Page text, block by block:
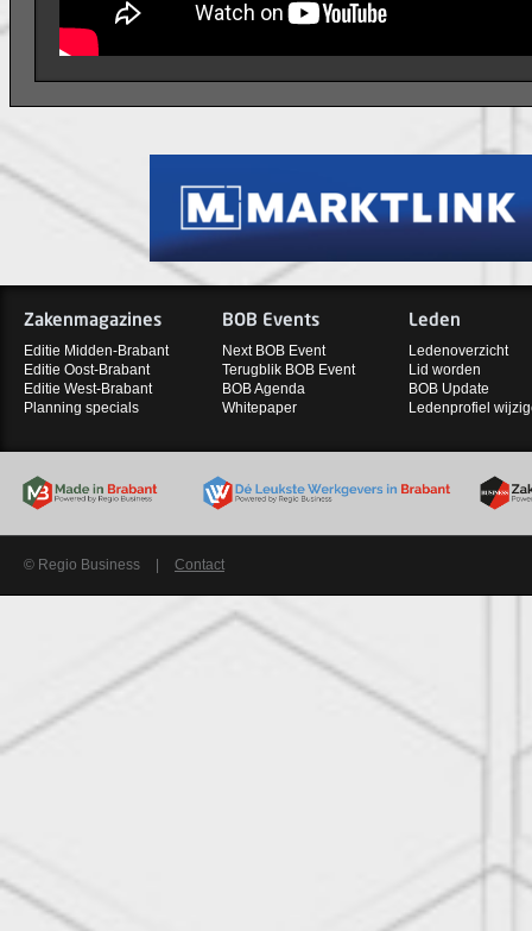
Zakenmagazines
Editie Midden-Brabant
Editie Oost-Brabant
Editie West-Brabant
Planning specials
BOB Events
Next BOB Event
Terugblik BOB Event
BOB Agenda
Whitepaper
Leden
Ledenoverzicht
Lid worden
BOB Update
Ledenprofiel
© Regio Business Contact